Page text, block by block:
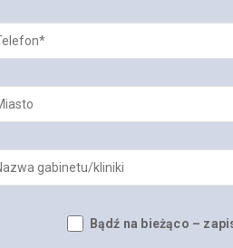
Bądź na bieżąco –